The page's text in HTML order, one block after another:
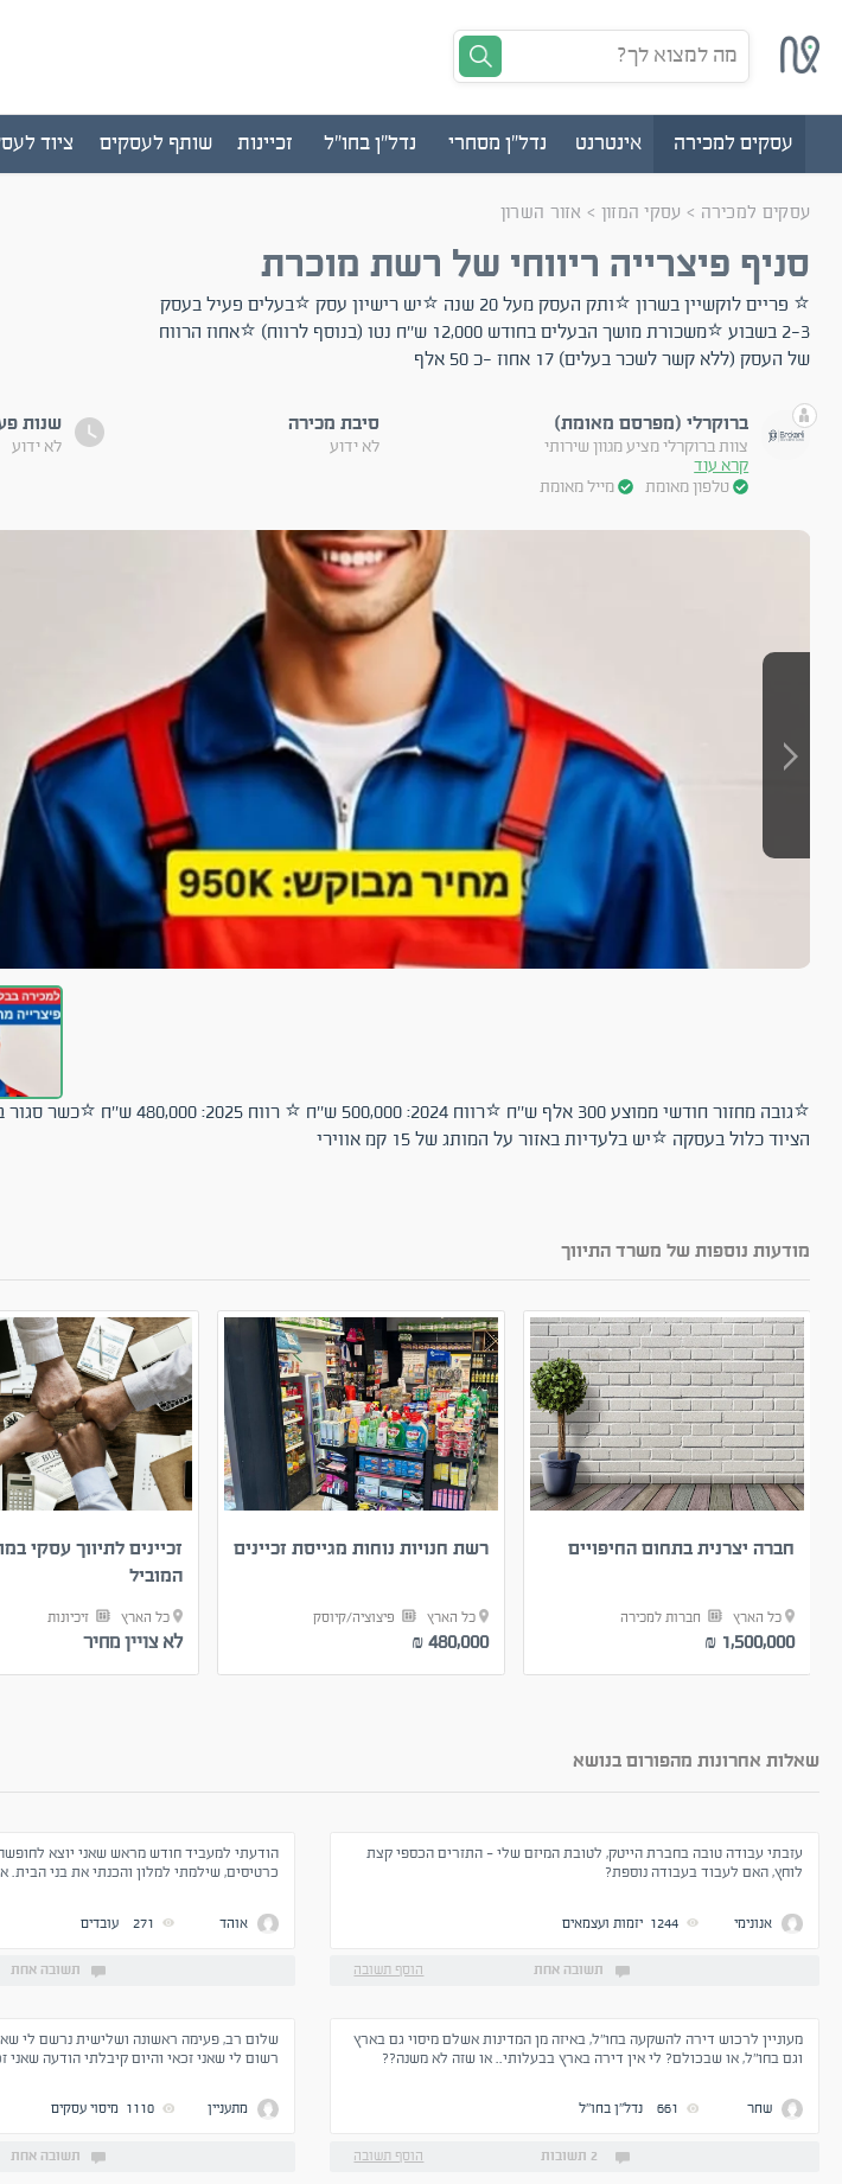
מה למצוא לך?
עסקים למכירה אינטרנט נדל"ן מסחרי נדל"ן בחו"ל זכיינות שותף לעסקים ציוד
עסקים למכירה > עסקי המזון > אזור השרון
סניף פיצרייה ריווחי של רשת מוכרת
⭐ פריים לוקשיין בשרון ⭐ותק העסק מעל 20 שנה ⭐יש רישיון עסק ⭐בעלים פעיל בעסק
2-3 בשבוע ⭐משכורת מושך הבעלים בחודש 12,000 ש''ח נטו (בנוסף לרווח) ⭐אחוז הרווח
של העסק (ללא קשר לשכר בעלים) 17 אחוז -כ 50 אלף
ברוקרלי (מפרסם מאומת)
צוות ברוקרלי מציע מגוון שירותי
קרא עוד
טלפון מאומת
מייל מאומת
סיבת מכירה
לא ידוע
שנות
לא ידוע
⭐גובה מחזור חודשי ממוצע 300 אלף ש''ח ⭐רווח 2024: 500,000 ש''ח ⭐
הציוד כלול בעסקה ⭐יש בלעדיות באזור על המותג של 15 קמ אווירי
מודעות נוספות של משרד התיווך
חברה יצרנית בתחום החיפויים
כל הארץ חברות למכירה
1,500,000
₪
רשת חנויות נוחות מגייסת זכיינים
כל הארץ פיצוציה/קיוסק
480,000
₪
זכיינים לתיווך עסקי
המוביל
כל הארץ זיכיונות
לא צויין מחיר
שאלות אחרונות מהפורום בנושא
עזבתי עבודה טובה בחברת הייטק, לטובת המיזם שלי - התזרים הכספי קצת
לוחץ, האם לעבוד בעבודה נוספת?
אנונימי 1244 יזמות ועצמאים
תשובה אחת הוסף תשובה
הודעתי למעביד חודש מראש שאני יוצא
כרטיסים, שילמתי למלון והכנתי את בני הבית.
אותי. האם מותר להם?
אוהד 271 עובדים
תשובה אחת
מעוניין לרכוש דירה להשקעה בחו"ל, באיזה מן המדינות אשלם מיסוי גם בארץ
וגם בחו"ל, או שבכולם? לי אין דירה בארץ בבעלותי.. או שזה לא משנה??
שחר 661 נדל''ן בחו''ל
2 תשובות הוסף תשובה
שלום רב, פעימה ראשונה ושלישית נרשם לי
בדיקה שהם עשו ולא יבקשו ממני את הכסף
חודש/חודשיים אשמע מהם שהם דורשים חזרה
מתעניין 1110 מיסוי עסקים
תשובה אחת